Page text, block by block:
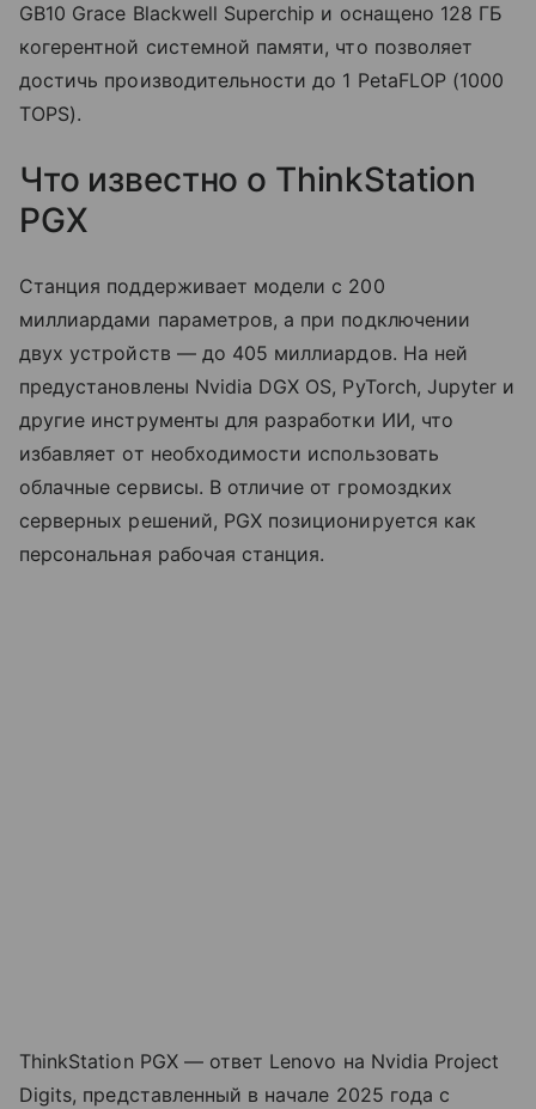
GB10 Grace Blackwell Superchip и оснащено 128 ГБ
когерентной системной памяти, что позволяет
достичь производительности до 1 PetaFLOP (1000
TOPS).
Что известно о ThinkStation
PGX
Станция поддерживает модели с 200
миллиардами параметров, а при подключении
двух устройств — до 405 миллиардов. На ней
предустановлены Nvidia DGX OS, PyTorch, Jupyter и
другие инструменты для разработки ИИ, что
избавляет от необходимости использовать
облачные сервисы. В отличие от громоздких
серверных решений, PGX позиционируется как
персональная рабочая станция.
ThinkStation PGX — ответ Lenovo на Nvidia Project
Digits, представленный в начале 2025 года с